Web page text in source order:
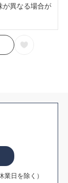
が異なる場合が
日を除く）